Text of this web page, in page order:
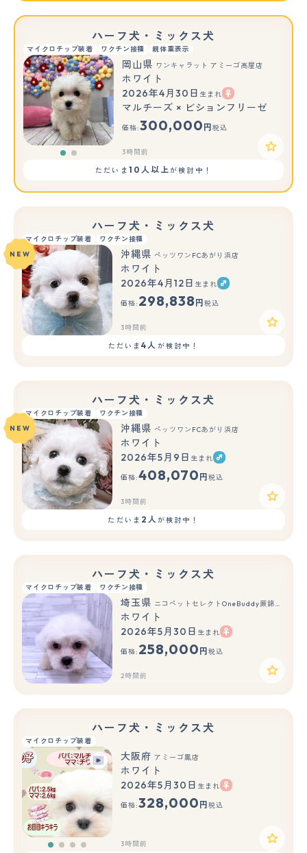
ハーフ犬・ミックス犬
マイクロチップ装着 ワクチン接種 親体重表示
もっと見る
岡山県 ワンキャラット アミーゴ高屋店
ホワイト
2026年4月30日 生まれ
マルチーズ × ビションフリーゼ
価格:300,000 円 税込
3時間前
ただいま 10人以上が検討中！
ハーフ犬・ミックス犬
マイクロチップ装着
ワクチン接種
NEW
沖縄県 ペッツワンFCあがり浜店
ホワイト
2026年4月12日 生まれ
価格: 298,838 円 税込
3時間前
ただいま4人 が検討中！
ハーフ犬・ミックス犬
マイクロチップ装着
ワクチン接種
NEW
沖縄県 ペッツワンFCあがり浜店
ホワイト
2026年5月9日 生まれ
価格:408,070 円 税込
3時間前
ただいま 2人が検討中！
ハーフ犬・ミックス犬
マイクロチップ装着 ワクチン接種
埼玉県 ニコペットセレクトOneBuddy蕨錦町店
ホワイト
2026年5月30日 生まれ
価格: 258,000 円 税込
2時間前
ハーフ犬・ミックス犬
マイクロチップ装着
大阪府 アミーゴ鳳店
ホワイト
2026年5月30日 生まれ
価格:328,000 円 税込
3時間前